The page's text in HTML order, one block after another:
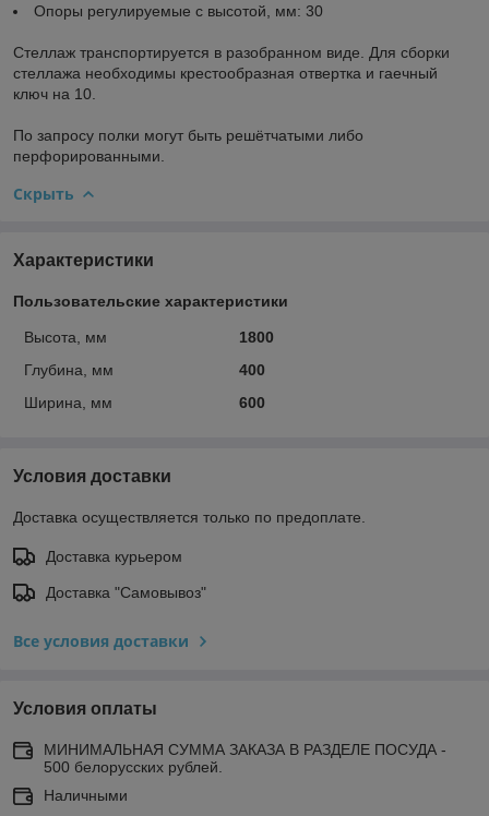
Опоры регулируемые с высотой, мм: 30
Стеллаж транспортируется в разобранном виде. Для сборки
стеллажа необходимы крестообразная отвертка и гаечный
ключ на 10.
По запросу полки могут быть решётчатыми либо
перфорированными.
Скрыть
Характеристики
Пользовательские характеристики
Высота, мм
1800
Глубина, мм
400
Ширина, мм
600
Условия доставки
Доставка осуществляется только по предоплате.
Доставка курьером
Доставка "Самовывоз"
Все условия доставки
Условия оплаты
МИНИМАЛЬНАЯ СУММА ЗАКАЗА В РАЗДЕЛЕ ПОСУДА -
500 белорусских рублей.
Наличными